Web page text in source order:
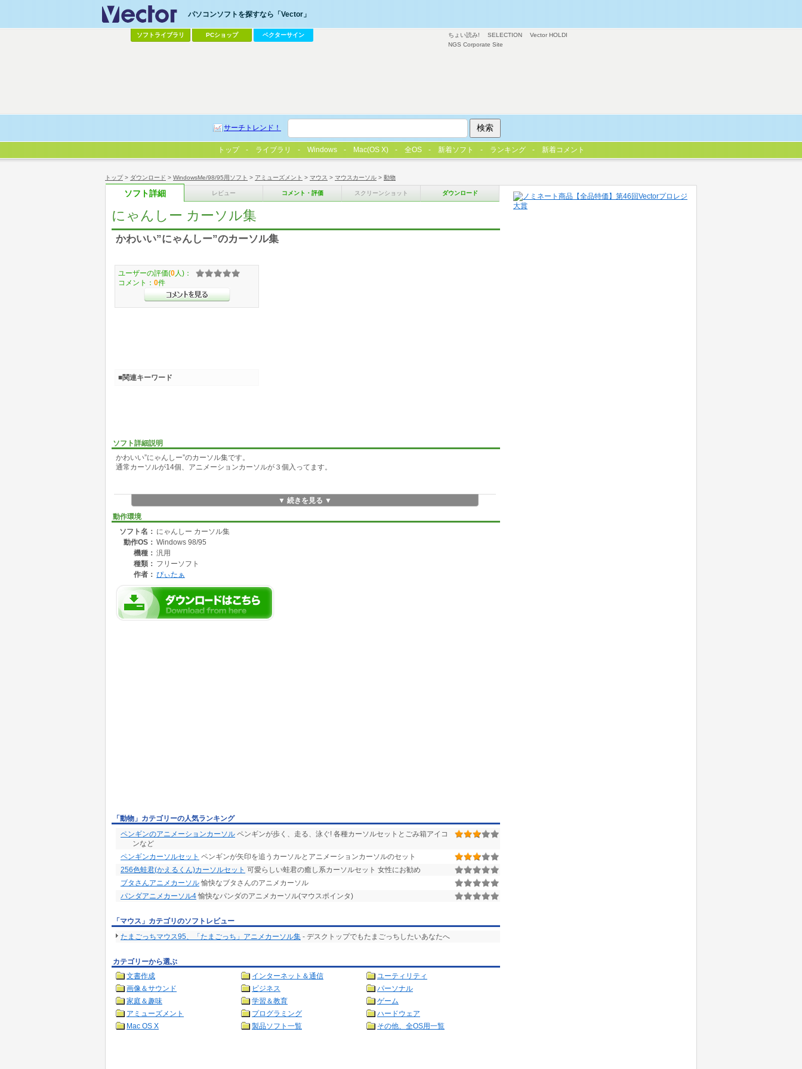
トップ> ダウンロード > WindowsMe/98/95用ソフト > アミューズメント > マウス > マウスカーソル > 動物
ソフト詳細 レビュー コメント・評価 スクリーンショット ダウンロード
にゃんしー カーソル集
かわいい”にゃんしー”のカーソル集
ソフト詳細説明
かわいい”にゃんしー”のカーソル集です。
通常カーソルが14個、アニメーションカーソルが３個入ってます。
▼ 続きを見る ▼
動作環境
ソフト名： にゃんしー カーソル集
動作OS： Windows 98/95
機種： 汎用
種類： フリーソフト
作者： ぴぃたぁ
ユーザーの評価(0 人)：
コメント： 0件
■関連キーワード
「動物」カテゴリーの人気ランキング
ペンギンのアニメーションカーソル ペンギンが歩く、走る、泳ぐ! 各種カーソルセットとごみ箱アイコ
ンなど
ペンギンカーソルセット ペンギンが矢印を追うカーソルとアニメーションカーソルのセット
256色蛙君(かえるくん)カーソルセット 可愛らしい蛙君の癒し系カーソルセット 女性にお勧め
ブタさんアニメカーソル愉快なブタさんのアニメカーソル
パンダアニメカーソル4愉快なパンダのアニメカーソル(マウスポインタ)
「マウス」カテゴリのソフトレビュー
たまごっちマウス95、「たまごっち」アニメカーソル集 - デスクトップでもたまごっちしたいあなたへ
カテゴリーから選ぶ
文書作成
インターネット＆通信
ユーティリティ
画像＆サウンド
ビジネス
パーソナル
家庭＆趣味
学習＆教育
ゲーム
アミューズメント
プログラミング
ハードウェア
Mac OS X
製品ソフト一覧 その他、全OS用一覧
ちょい読み! SELECTION
Vector HOLDI
NGS Corporate Site
パソコンソフトを探すなら「Vector」
ソフトライブラリ PCショップ ベクターサイン
サーチトレンド！
トップ ライブラリ Windows Mac(OS X) 全OS 新着ソフト ランキング 新着コメント